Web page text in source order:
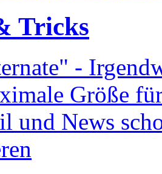
Tricks
-
Größe
und News